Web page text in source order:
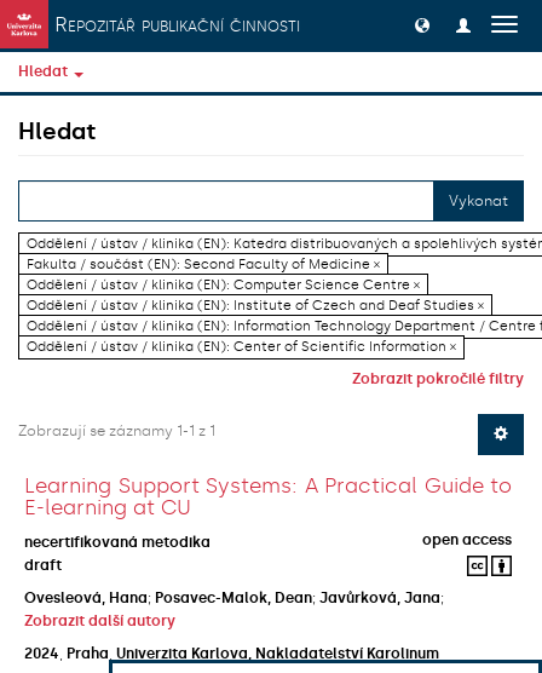
Přeskočit na obsah
Repozitář publikační činnosti
Hledat
Hledat
Vykonat
Oddělení / ústav / klinika (EN): Katedra distribuovaných a spolehlivých
Fakulta / součást (EN): Second Faculty of Medicine ×
Oddělení / ústav / klinika (EN): Computer Science Centre ×
Oddělení / ústav / klinika (EN): Institute of Czech and Deaf Studies ×
Oddělení / ústav / klinika (EN): Information Technology Department / Centre
Oddělení / ústav / klinika (EN): Center of Scientific Information ×
Zobrazit pokročilé filtry
Zobrazují se záznamy 1-1 z 1
Learning Support Systems: A Practical Guide to
E-learning at CU
necertifikovaná metodika
open access
draft
Ovesleová, Hana; Posavec-Malok, Dean; Javůrková, Jana;
Zobrazit další autory
2024
Praha Univerzita Karlova, Nakladatelství Karolinum